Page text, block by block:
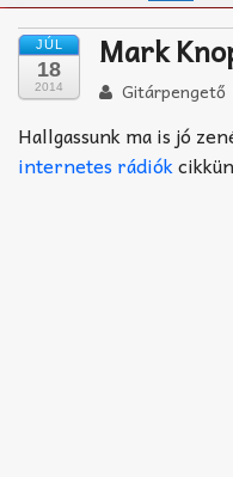
Zeneiskolák
Zeneszerzés alapjai
Akkord-kotta
JÚL
18
2014
Mark
Gitárpengető
Hallgassunk ma is jó
internetes rádiók